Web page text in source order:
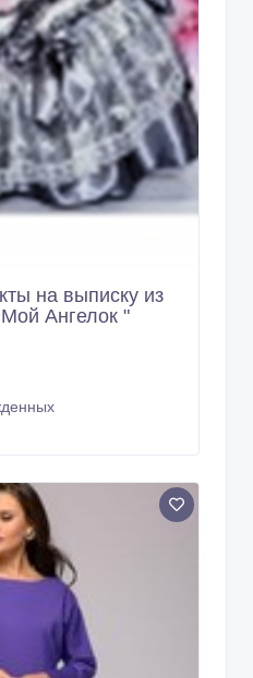
на выписку из
Ангелок "